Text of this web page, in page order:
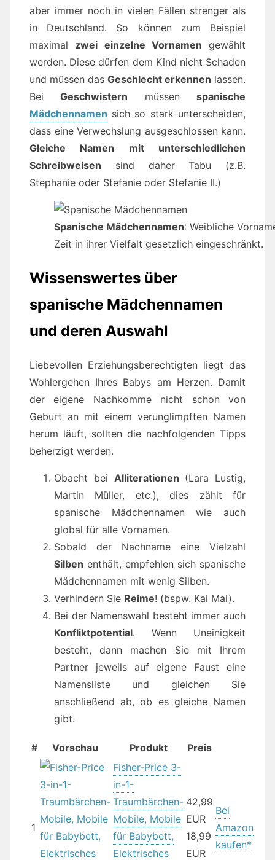
aber immer noch in vielen Fällen strenger als
in Deutschland. So können zum Beispiel
maximal zwei einzelne Vornamen gewählt
werden. Diese dürfen dem Kind nicht Schaden
und müssen das Geschlecht erkennen lassen.
BeiGeschwistern müssenspanische
Mädchennamen sich so stark unterscheiden,
dass eine Verwechslung ausgeschlossen kann.
Gleiche Namen mit unterschiedlichen
Schreibweisen sind daher Tabu (z.B.
Stephanie oder Stefanie oder Stefanie II.)
Spanische Mädchennamen: Weibliche
Zeit in ihrer Vielfalt gesetzlich eingeschränkt.
Wissenswertes über
spanische Mädchennamen
und deren Auswahl
Liebevollen Erziehungsberechtigten liegt das
Wohlergehen Ihres Babys am Herzen. Damit
der eigene Nachkomme nicht schon von
Geburt an mit einem verunglimpften Namen
herum läuft, sollten die nachfolgenden Tipps
beherzigt werden.
Obacht bei Alliterationen (Lara Lustig,
Martin Müller, etc.), dies zählt für
spanische Mädchennamen wie auch
global für alle Vornamen.
Sobald der Nachname eine Vielzahl
Silben enthält, empfehlen sich spanische
Mädchennamen mit wenig Silben.
Verhindern Sie Reime! (bspw. Kai Mai).
Bei der Namenswahl besteht immer auch
Konfliktpotential. Wenn Uneinigkeit
besteht, dann machen Sie mit Ihrem
Partner jeweils auf eigene Faust eine
Namensliste und gleichen Sie
anschließend ab, ob es gleiche Namen
gibt.
# Vorschau Produkt Preis
1
Fisher-Price 3-
in-1-
Traumbärchen-
Mobile, Mobile
für Babybett,
Elektrisches
42,99
EUR
18,99
EUR
Bei
Amazon
kaufen*